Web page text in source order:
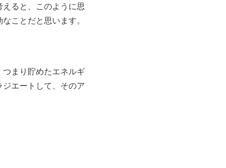
ると、このように思
ことだと思います。
つまり貯めたエネルギ
エートして、そのア